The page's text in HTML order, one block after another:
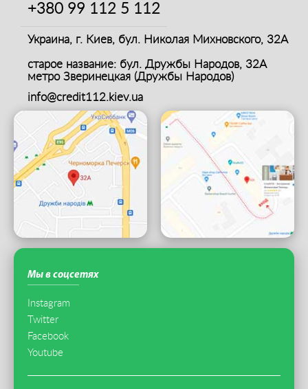
+380 99 112 5 112
Украина, г. Киев, бул. Николая Михновского, 32А
старое название: бул. Дружбы Народов, 32А
метро Зверинецкая (Дружбы Народов)
info@credit112.kiev.ua
Мы в соцсетях
Instagram
Twitter
Facebook
Youtube